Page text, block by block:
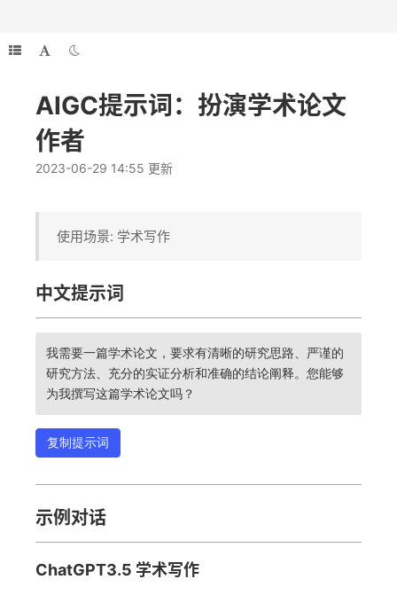
AIGC提示词：扮演学术论文
作者
2023-06-29 14:55 更新
使用场景: 学术写作
中文提示词
我需要一篇学术论文，要求有清晰的研究思路、严谨的
研究方法、充分的实证分析和准确的结论阐释。您能够
为我撰写这篇学术论文吗？
复制提示词
示例对话
ChatGPT3.5 学术写作